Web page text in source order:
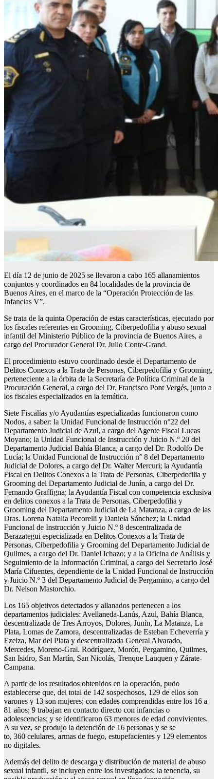
El día 12 de junio de 2025 se llevaron a cabo 165 allanamientos
conjuntos y coordinados en 84 localidades de la provincia de
Buenos Aires, en el marco de la “Operación Protección de las
Infancias V”.
Se trata de la quinta Operación de estas características, ejecutado por
los fiscales referentes en Grooming, Ciberpedofilia y abuso sexual
infantil del Ministerio Público de la provincia de Buenos Aires, a
cargo del Procurador General Dr. Julio Conte-Grand.
El procedimiento estuvo coordinado desde el Departamento de
Delitos Conexos a la Trata de Personas, Ciberpedofilia y Grooming,
perteneciente a la órbita de la Secretaría de Política Criminal de la
Procuración General, a cargo del Dr. Francisco Pont Vergés, junto a
los fiscales especializados en la temática.
Siete Fiscalías y/o Ayudantías especializadas funcionaron como
Nodos, a saber: la Unidad Funcional de Instrucción n°22 del
Departamento Judicial de Azul, a cargo del Agente Fiscal Lucas
Moyano; la Unidad Funcional de Instrucción y Juicio N.º 20 del
Departamento Judicial Bahía Blanca, a cargo del Dr. Rodolfo De
Lucía; la Unidad Funcional de Instrucción n° 8 del Departamento
Judicial de Dolores, a cargo del Dr. Walter Mercuri; la Ayudantía
Fiscal en Delitos Conexos a la Trata de Personas, Ciberpedofilia y
Grooming del Departamento Judicial de Junín, a cargo del Dr.
Fernando Graffigna; la Ayudantía Fiscal con competencia exclusiva
en delitos conexos a la Trata de Personas, Ciberpedofilia y
Grooming del Departamento Judicial de La Matanza, a cargo de las
Dras. Lorena Natalia Pecorelli y Daniela Sánchez; la Unidad
Funcional de Instrucción y Juicio N.º 8 descentralizada de
Berazategui especializada en Delitos Conexos a la Trata de
Personas, Ciberpedofilia y Grooming del Departamento Judicial de
Quilmes, a cargo del Dr. Daniel Ichazo; y a la Oficina de Análisis y
Seguimiento de la Información Criminal, a cargo del Secretario José
María Cifuentes, dependiente de la Unidad Funcional de Instrucción
y Juicio N.º 3 del Departamento Judicial de Pergamino, a cargo del
Dr. Nelson Mastorchio.
Los 165 objetivos detectados y allanados pertenecen a los
departamentos judiciales: Avellaneda-Lanús, Azul, Bahía Blanca,
descentralizada de Tres Arroyos, Dolores, Junín, La Matanza, La
Plata, Lomas de Zamora, descentralizadas de Esteban Echeverría y
Ezeiza, Mar del Plata y descentralizada General Alvarado,
Mercedes, Moreno-Gral. Rodríguez, Morón, Pergamino, Quilmes,
San Isidro, San Martín, San Nicolás, Trenque Lauquen y Zárate-
Campana.
A partir de los resultados obtenidos en la operación, pudo
establecerse que, del total de 142 sospechosos, 129 de ellos son
varones y 13 son mujeres; con edades comprendidas entre los 16 a
81 años; 9 trabajan en contacto directo con infancias o
adolescencias; y se identificaron 63 menores de edad convivientes.
A su vez, se produjo la detención de 16 personas y se se
to, 360 celulares, armas de fuego, estupefacientes y 129 elementos
no digitales.
Además del delito de descarga y distribución de material de abuso
sexual infantil, se incluyen entre los investigados: la tenencia, su